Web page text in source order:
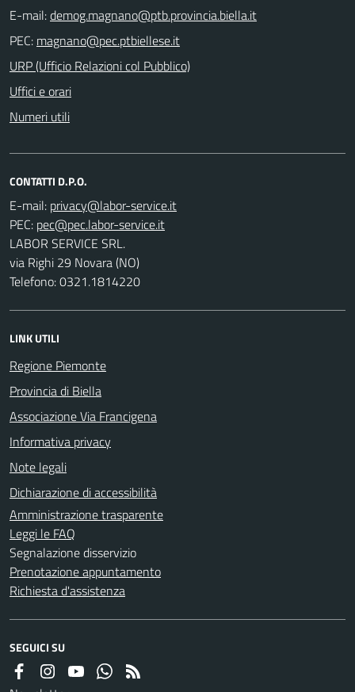
E-mail:
PEC:
URP (Ufficio Relazioni col Pubblico)
Uffici e orari
Numeri utili
CONTATTI D.P.O.
E-mail:
PEC:
LABOR SERVICE SRL.
via Righi 29 Novara (NO)
Telefono: 0321.1814220
LINK UTILI
Regione Piemonte
Provincia di Biella
Associazione Via Francigena
Informativa privacy
Note legali
Dichiarazione di accessibilità
Amministrazione trasparente
Leggi le FAQ
Segnalazione disservizio
Prenotazione appuntamento
Richiesta d'assistenza
SEGUICI SU